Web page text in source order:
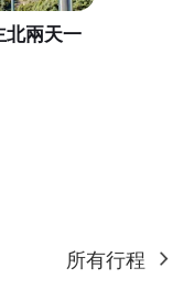
北兩天一
所有行程